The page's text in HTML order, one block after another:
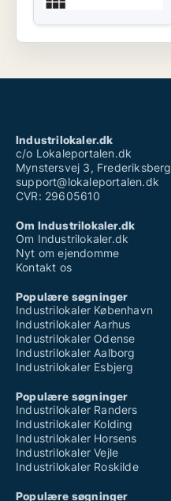
Industrilokaler.dk
c/o Lokaleportalen.dk
Mynstersvej 3, Frederiksberg
support@lokaleportalen.dk
CVR: 29605610
Om Industrilokaler.dk
Om Industrilokaler.dk
Nyt om ejendomme
Kontakt os
Populære søgninger
Industrilokaler København
Industrilokaler Aarhus
Industrilokaler Odense
Industrilokaler Aalborg
Industrilokaler Esbjerg
Populære søgninger
Industrilokaler Randers
Industrilokaler Kolding
Industrilokaler Horsens
Industrilokaler Vejle
Industrilokaler Roskilde
Populære søgninger